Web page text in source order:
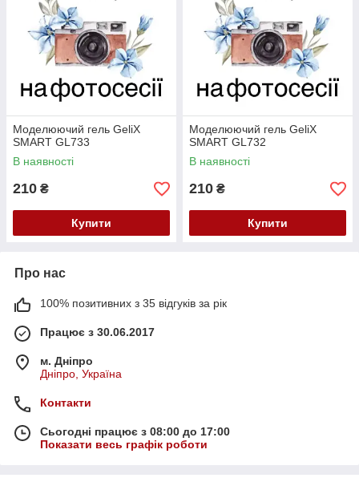
Моделюючий гель GeliX
SMART GL733
В наявності
210 ₴
Купити
Моделюючий гель GeliX
SMART GL732
В наявності
210 ₴
Купити
Про нас
100% позитивних з 35 відгуків за рік
Працює з 30.06.2017
м. Дніпро
Дніпро, Україна
Контакти
Сьогодні працює з 08:00 до 17:00
Показати весь графік роботи